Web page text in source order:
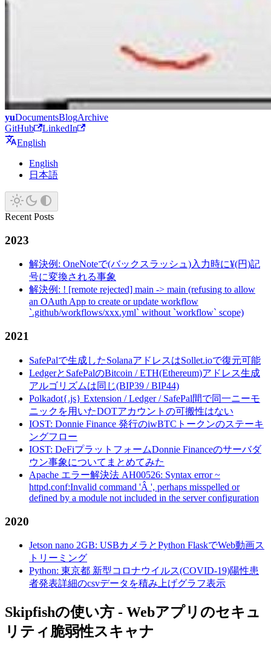
yuDocumentsBlogArchive
GitHub
LinkedIn
English
English
日本語
Recent Posts
2023
解決例: OneNoteで(バックスラッシュ)入力時に¥(円)記
号に変換される事象
解決例: ! [remote rejected] main -> main (refusing to allow
an OAuth App to create or update workflow
`.github/workflows/xxx.yml` without `workflow` scope)
2021
SafePalで生成したSolanaアドレスはSollet.ioで復元可能
LedgerとSafePalのBitcoin / ETH(Ethereum)アドレス生成
アルゴリズムは同じ(BIP39 / BIP44)
Polkadot{.js} Extension / Ledger / SafePal間で同一ニーモ
ニックを用いたDOTアカウントの可搬性はない
IOST: Donnie Finance 発行のiwBTCトークンのステーキ
ングフロー
IOST: DeFiプラットフォームDonnie Financeのサーバダ
ウン事象についてまとめてみた
Apache エラー解決法 AH00526: Syntax error ~
httpd.conf:Invalid command 'Â ', perhaps misspelled or
defined by a module not included in the server configuration
2020
Jetson nano 2GB: USBカメラとPython FlaskでWeb動画ス
トリーミング
Python: 東京都 新型コロナウイルス(COVID-19)陽性患
者発表詳細のcsvデータを積み上げグラフ表示
Skipfishの使い方 - Webアプリのセキュ
リティ脆弱性スキャナ